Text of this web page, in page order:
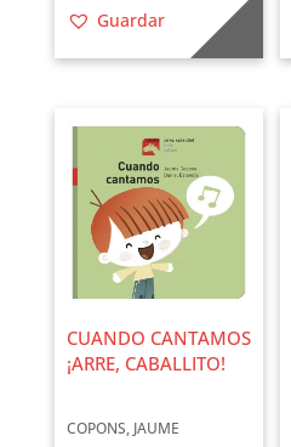
Guardar
CUANDO CANTAMOS
¡ARRE, CABALLITO!
COPONS, JAUME